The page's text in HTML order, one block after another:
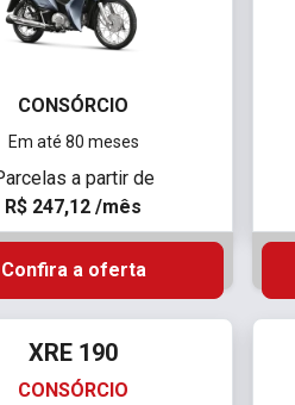
CONSÓRCIO
Em até 80 meses
a partir de
R$ 247,12 /mês
Confira a oferta
XRE 190
CONSÓRCIO